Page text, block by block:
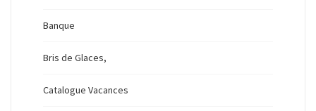
Banque
Bris de Glaces,
Catalogue Vacances